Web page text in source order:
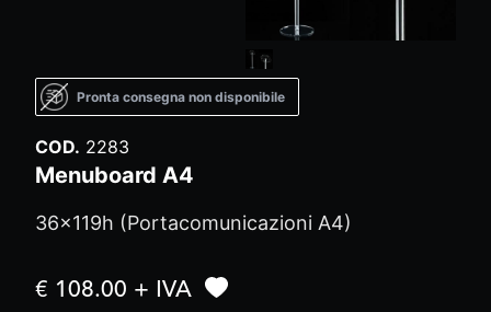
Pronta consegna non disponibile
COD. 2283
Menuboard A4
36x119h (Portacomunicazioni A4)
€ 108.00 + IVA